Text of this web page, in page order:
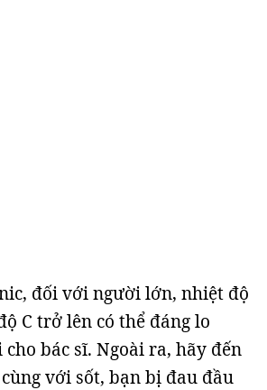
đối với người lớn, nhiệt độ
C trở lên có thể đáng lo
cho bác sĩ. Ngoài ra, hãy đến
với sốt, bạn bị đau đầu